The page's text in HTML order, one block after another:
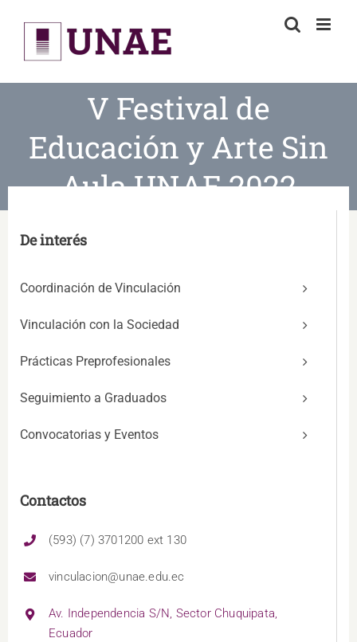
content
V Festival de
Educación y Arte Sin
Aula UNAE 2022
De interés
Coordinación de Vinculación
Vinculación con la Sociedad
Prácticas Preprofesionales
Seguimiento a Graduados
Convocatorias y Eventos
Contactos
(593) (7) 3701200 ext 130
vinculacion@unae.edu.ec
Av. Independencia S/N, Sector Chuquipata,
Ecuador